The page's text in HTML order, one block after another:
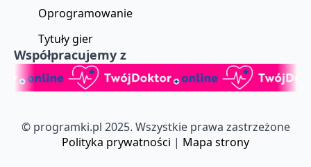
Oprogramowanie
Tytuły gier
Współpracujemy z
© programki.pl 2025. Wszystkie prawa zastrzeżone
Polityka prywatności | Mapa strony